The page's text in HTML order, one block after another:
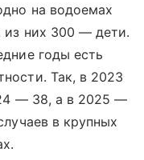
на водоемах
из них 300 — дети.
годы есть
Так, в 2023
— 38, а в 2025 —
в крупных